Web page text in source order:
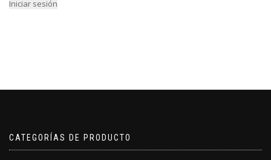
Iniciar sesión
CATEGORÍAS DE PRODUCTO